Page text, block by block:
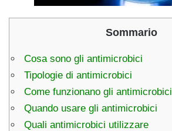
Sommario
Cosa sono gli antimicrobici
Tipologie di antimicrobici
Come funzionano gli antimicrobici
Quando usare gli antimicrobici
Quali antimicrobici utilizzare